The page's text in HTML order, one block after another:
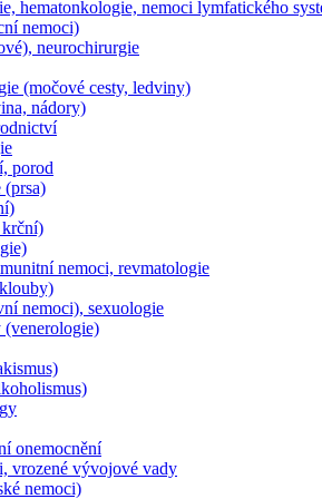
hematonkologie, nemoci lymfatického
nemoci)
neurochirurgie
(močové cesty, ledviny)
nádory)
porod
(prsa)
nemoci, revmatologie
nemoci), sexuologie
onemocnění
vrozené vývojové vady
nemoci)